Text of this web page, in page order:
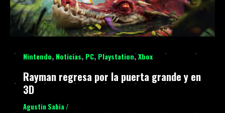
Nintendo, Noticias, PC, Playstation,Xbox
Rayman regresa por la puerta grande y en
3D
Agustin Sabia /